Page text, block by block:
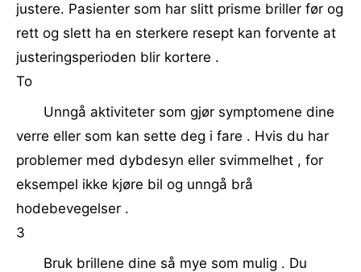
justere. Pasienter som har slitt prisme briller før og
rett og slett ha en sterkere resept kan forvente at
justeringsperioden blir kortere .
To
Unngå aktiviteter som gjør symptomene dine
verre eller som kan sette deg i fare . Hvis du har
problemer med dybdesyn eller svimmelhet , for
eksempel ikke kjøre bil og unngå brå
hodebevegelser .
3
Bruk brillene dine så mye som mulig . Du